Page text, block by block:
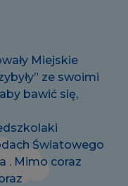
Miejskie
ze swoimi
bawić się,
Światowego
. Mimo coraz